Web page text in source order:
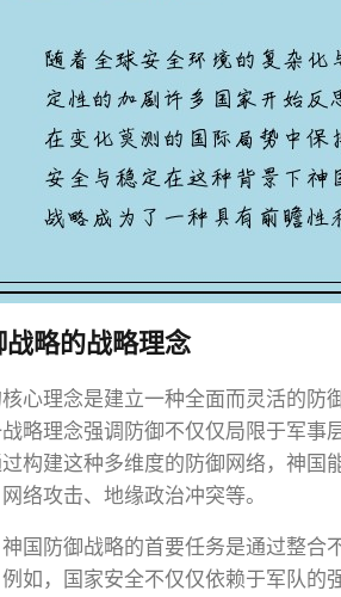
略的战略理念
心理念是建立一种全面而灵活的防
略理念强调防御不仅仅局限于军事
构建这种多维度的防御网络，神国
络攻击、地缘政治冲突等。
国防御战略的首要任务是通过整合
如，国家安全不仅仅依赖于军队的